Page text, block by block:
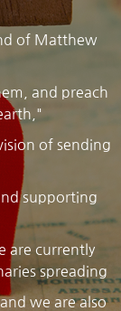
of Matthew
and preach
of sending
supporting
are currently
spreading
we are also